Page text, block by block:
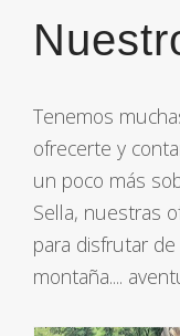
Tenemos
ofrecerte y
un poco más
Sella, nuestras
para disfrutar
montaña....